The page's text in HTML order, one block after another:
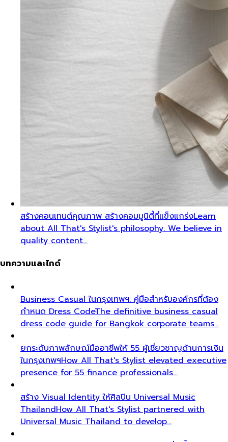
สร้างคอนเทนต์คุณภาพ สร้างคอมมูนิตี้ที่แข็งแกร่งLearn
about All That's Stylist's philosophy. We believe in
quality content…
บทความและไกด์
Business Casual ในกรุงเทพฯ: คู่มือสำหรับองค์กรที่ต้อง
กำหนด Dress CodeThe definitive business casual
dress code guide for Bangkok corporate teams…
ยกระดับภาพลักษณ์มืออาชีพให้ 55 ผู้เชี่ยวชาญด้านการเงิน
ในกรุงเทพฯHow All That's Stylist elevated executive
presence for 55 finance professionals…
สร้าง Visual Identity ให้ศิลปิน Universal Music
ThailandHow All That's Stylist partnered with
Universal Music Thailand to develop…